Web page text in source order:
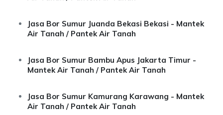
Jasa Bor Sumur Juanda Bekasi Bekasi - Mantek
Air Tanah / Pantek Air Tanah
Jasa Bor Sumur Bambu Apus Jakarta Timur -
Mantek Air Tanah / Pantek Air Tanah
Jasa Bor Sumur Kamurang Karawang - Mantek
Air Tanah / Pantek Air Tanah